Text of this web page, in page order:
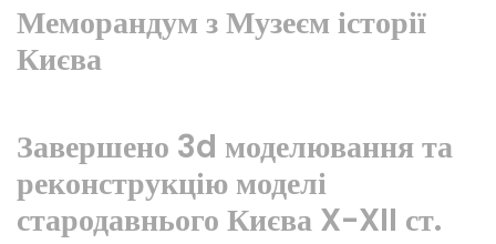
Меморандум з Музеєм історії
Києва
Завершено 3d моделювання та
реконструкцію моделі
стародавнього Києва X-XII ст.